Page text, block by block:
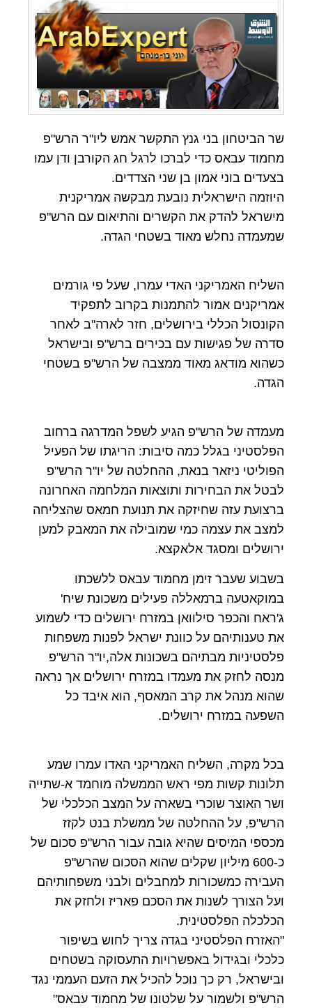
שר הביטחון בני גנץ התקשר אמש ליו"ר הרש"פ
מחמוד עבאס כדי לברכו לרגל חג הקורבן ודן עמו
בצעדים בוני אמון בן שני הצדדים.
היוזמה הישראלית נובעת מבקשה אמריקנית
מישראל להדק את הקשרים והתיאום עם הרש"פ
שמעמדה נחלש מאוד בשטחי הגדה.
השליח האמריקני האדי עמרו, שעל פי גורמים
אמריקנים אמור להתמנות בקרוב לתפקיד
הקונסול הכללי בירושלים, חזר לארה"ב לאחר
סדרה של פגישות עם בכירים ברש"פ ובישראל
כשהוא מודאג מאוד ממצבה של הרש"פ בשטחי
הגדה.
מעמדה של הרש"פ הגיע לשפל המדרגה ברחוב
הפלסטיני בגלל כמה סיבות: הריגתו של הפעיל
הפוליטי ניזאר בנאת, ההחלטה של יו"ר הרש"פ
לבטל את הבחירות ותוצאות המלחמה האחרונה
ברצועת עזה שחיזקה את תנועת חמאס שהצליחה
למצב את עצמה כמי שמובילה את המאבק למען
ירושלים ומסגד אלאקצא.
בשבוע שעבר זימן מחמוד עבאס ללשכתו
במוקאטעה ברמאללה פעילים משכונת שיח'
ג'ראח והכפר סילוואן במזרח ירושלים כדי לשמוע
את טענותיהם על כוונת ישראל לפנות משפחות
פלסטיניות מבתיהם בשכונות אלה,יו"ר הרש"פ
מנסה לחזק את מעמדו במזרח ירושלים אך נראה
שהוא מנהל את קרב המאסף, הוא איבד כל
השפעה במזרח ירושלים.
בכל מקרה, השליח האמריקני האדו עמרו שמע
תלונות קשות מפי ראש הממשלה מוחמד א-שתייה
ושר האוצר שוכרי בשארה על המצב הכלכלי של
הרש"פ, על ההחלטה של ממשלת בנט לקזז
מכספי המיסים שהיא גובה עבור הרש"פ סכום של
כ-600 מיליון שקלים שהוא הסכום שהרש"פ
העבירה כמשכורות למחבלים ולבני משפחותיהם
ועל הצורך לשנות את הסכם פאריז ולחזק את
הכלכלה הפלסטינית.
"האזרח הפלסטיני בגדה צריך לחוש בשיפור
כלכלי ובגידול באפשרויות התעסוקה בשטחים
ובישראל, רק כך נוכל להכיל את הזעם העממי נגד
הרש"פ ולשמור על שלטונו של מחמוד עבאס"